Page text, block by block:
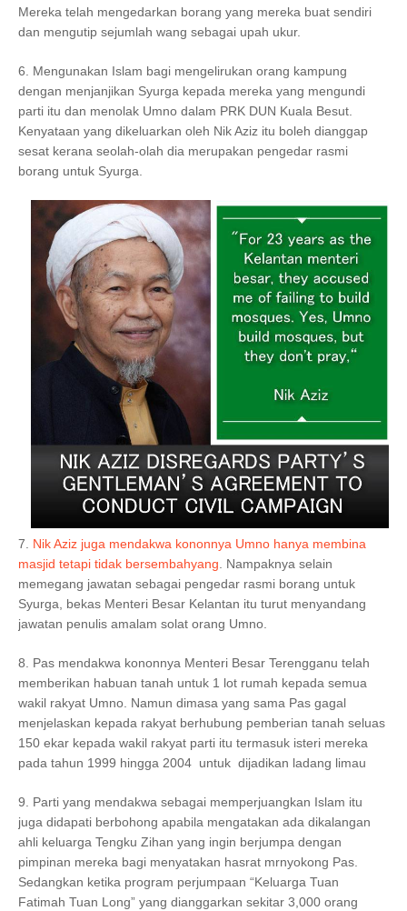
Mereka telah mengedarkan borang yang mereka buat sendiri
dan mengutip sejumlah wang sebagai upah ukur.
6. Mengunakan Islam bagi mengelirukan orang kampung
dengan menjanjikan Syurga kepada mereka yang mengundi
parti itu dan menolak Umno dalam PRK DUN Kuala Besut.
Kenyataan yang dikeluarkan oleh Nik Aziz itu boleh dianggap
sesat kerana seolah-olah dia merupakan pengedar rasmi
borang untuk Syurga.
7.
Nik Aziz juga mendakwa kononnya Umno hanya membina
masjid tetapi tidak bersembahyang . Nampaknya selain
memegang jawatan sebagai pengedar rasmi borang untuk
Syurga, bekas Menteri Besar Kelantan itu turut menyandang
jawatan penulis amalam solat orang Umno.
8. Pas mendakwa kononnya Menteri Besar Terengganu telah
memberikan habuan tanah untuk 1 lot rumah kepada semua
wakil rakyat Umno. Namun dimasa yang sama Pas gagal
menjelaskan kepada rakyat berhubung pemberian tanah seluas
150 ekar kepada wakil rakyat parti itu termasuk isteri mereka
pada tahun 1999 hingga 2004 untuk dijadikan ladang limau
9. Parti yang mendakwa sebagai memperjuangkan Islam itu
juga didapati berbohong apabila mengatakan ada dikalangan
ahli keluarga Tengku Zihan yang ingin berjumpa dengan
pimpinan mereka bagi menyatakan hasrat mrnyokong Pas.
Sedangkan ketika program perjumpaan “Keluarga Tuan
Fatimah Tuan Long” yang dianggarkan sekitar 3,000 orang